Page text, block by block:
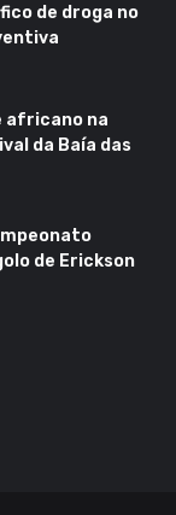
de droga no
africano na
da Baía das
de Erickson